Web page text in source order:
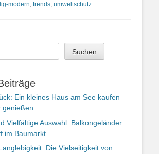
modern, trends, umweltschutz
Suchen
Ein kleines Haus am See kaufen
genießen
Vielfältige Auswahl: Balkongeländer
im Baumarkt
Die Vielseitigkeit von